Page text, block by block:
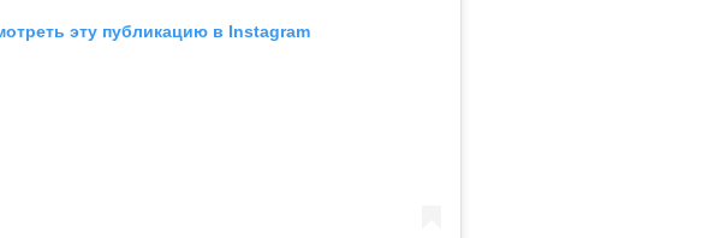
эту публикацию в Instagram